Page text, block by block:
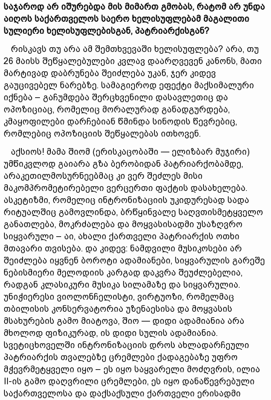
საჯაროდ არ იშურებდა მის მიმართ გმობას, რატომ არ უნდა
აიღოს საქართველოს საერო ხელისუფლებამ მაგალითი
სულიერი ხელისუფლებისგან, პატრიარქისგან?
რისკავს თუ არა ამ შემთხვევაში ხელისუფლება? არა, თუ
26 მაისს შეწყალებულები კვლავ დაარღვევენ კანონს, მათი
მარტივად დაბრუნება შეიძლება უკან, ჯერ კიდევ
გაუცივებელ ნარებზე. სამაგიეროდ ეფექტი მაქსიმალური
იქნება – გაჩუმდება შერცხვენილი დასავლეთიც და
ოპოზიციაც, რომელიც მორალურად განადგურდება,
კმაყოფილები დარჩებიან წმინდა სინოდის წევრებიც,
რომლებიც ოპოზიციის შეწყალებას ითხოვენ.
აქსიოს! მამა შიომ (ერისკაცობაში — ელიზბარ მუჯირი)
უმწიკვლოდ გაიარა გზა ბერობიდან პატრიარქობამდე,
არაკეთილმოსურნეებმაც კი ვერ შეძლეს მისი
მაკომპრომეტირებელი ვერცერთი ფაქტის დასახელება.
ასკეტიზმი, რომელიც ინტრონიზაციის უკიდურესად სადა
რიტუალშიც გამოვლინდა, ბრწყინვალე საღვთისმეტყველო
განათლება, მოკრძალება და მოყვასისადმი უსაზღვრო
სიყვარული – აი, ახალი ქართველი პატრიარქის ოთხი
მთავარი თვისება. და კიდევ: ნამდვილი მუსიკოსები არ
შეიძლება იყვნენ ბოროტი ადამიანები, სიყვარულის გარეშე
ნებისმიერი მელოდიის კარგად დაკვრა შეუძლებელია,
რადგან კლასიკური მუსიკა სილამაზე და სიყვარულია.
უნიჭიერესი ვიოლონჩელისტი, ვირტუოზი, რომელმაც
თბილისის კონსერვატორია უზენაესისა და მოყვასის
მსახურების გამო მიატოვა, შიო — დიდი ადამიანია არა
მხოლოდ ფიზიკურად, ის დიდი სულის ადამიანია.
სვეტიცხოველში ინტრონიზაციის დროს ახლადარჩეული
პატრიარქის თვალებზე ცრემლები ქადაგებაზე უფრო
მჭევრმეტყველი იყო – ეს იყო საყვარელი მოძღვრის, ილია
II-ის გამო დაღვრილი ცრემლები, ეს იყო დანაწევრებული
საქართველოსა და დაქსაქსული ქართველი ერისადმი